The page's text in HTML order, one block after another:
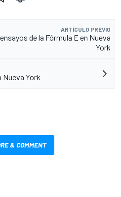
ARTÍCULO PREVIO
de la Fórmula E en Nueva
York
Nueva York
& COMMENT